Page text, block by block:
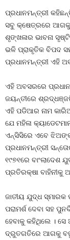
ପ୍ରଧାନମନ୍ତ୍ରୀ
ସବୁ କ୍ଷେତ୍ରରେ ଆଗକୁ
ଶୃଙ୍ଖଳାର ଭାବନା
ଭଳି ପ୍ରାକୃତିକ ବିପଦ
ପ୍ରଧାନମନ୍ତ୍ରୀ ଏହି
ଏହି ଅବସରରେ
ଜୟନ୍ତୀରେ ଶ୍ରଦ୍ଧଞ୍ଜଳି
ଏହି ପଡିଆର ନାମ
ଯେ ମହିଳା
ଏନ୍‌ସିସିରେ ଏବେ ଝିଅଙ୍କ
ପ୍ରଧାନମନ୍ତ୍ରୀ
୧୯୭୧ରେ
ପ୍ରତିରକ୍ଷା ବାହିନୀକୁ
ଜାତୀୟ ଯୁଦ୍ଧ ସ୍ମାରକ
ପରାମର୍ଶ ଦେବା ସହ
ହେବାକୁ କହିଥିଲେ ।
ଦ୍ରୁତଗତିରେ ଆଗକୁ